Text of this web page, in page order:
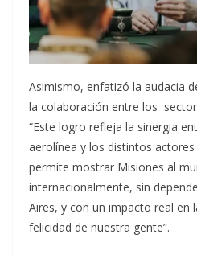
Asimismo, enfatizó la audacia
la colaboración entre los
“Este logro refleja la sinergia
aerolínea y los distintos
permite mostrar Misiones al
internacionalmente, sin
Aires, y con un impacto real en
felicidad de nuestra gente”.